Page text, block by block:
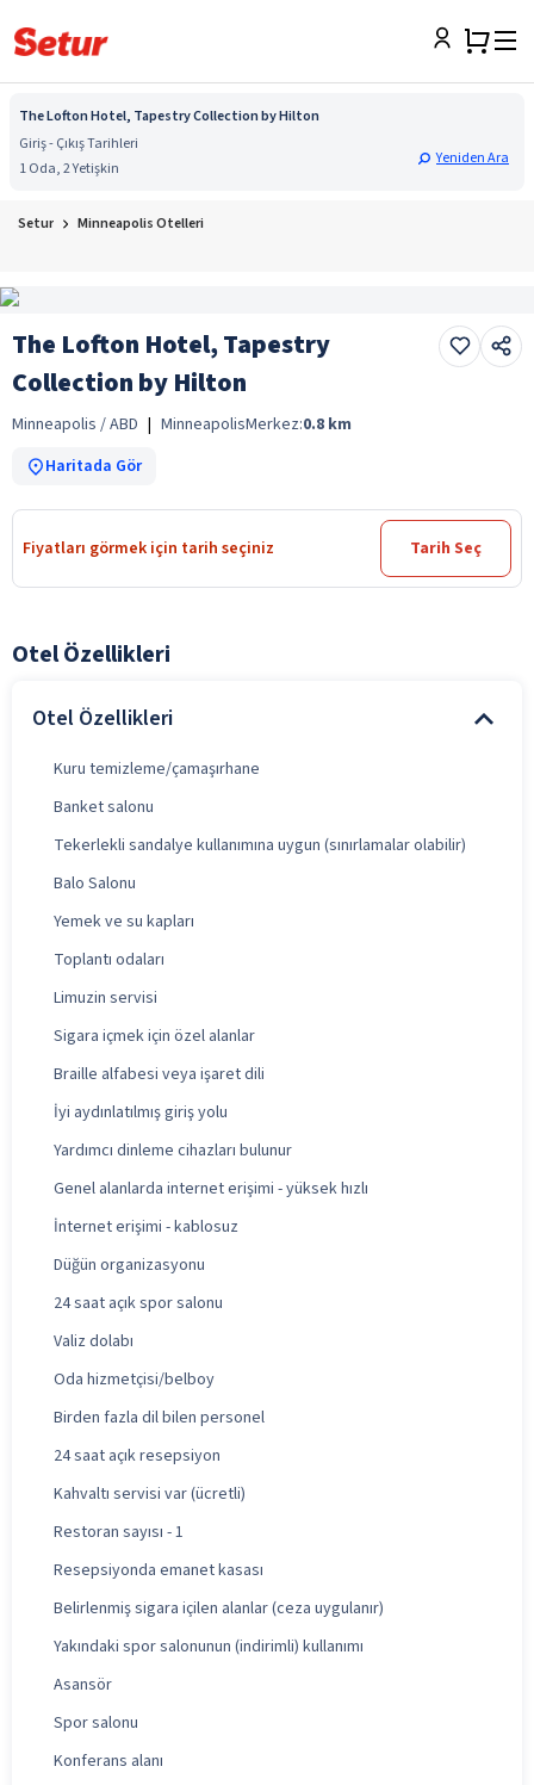
The Lofton Hotel, Tapestry Collection by Hilton
Giriş - Çıkış Tarihleri
1 Oda, 2 Yetişkin
Yeniden Ara
Setur Minneapolis Otelleri
The Lofton Hotel, Tapestry
Collection by Hilton
Minneapolis / ABD | MinneapolisMerkez:0.8 km
Haritada Gör
Fiyatları görmek için tarih seçiniz Tarih Seç
Otel Özellikleri
Otel Özellikleri
Kuru temizleme/çamaşırhane
Banket salonu
Tekerlekli sandalye kullanımına uygun (sınırlamalar olabilir)
Balo Salonu
Yemek ve su kapları
Toplantı odaları
Limuzin servisi
Sigara içmek için özel alanlar
Braille alfabesi veya işaret dili
İyi aydınlatılmış giriş yolu
Yardımcı dinleme cihazları bulunur
Genel alanlarda internet erişimi - yüksek hızlı
İnternet erişimi - kablosuz
Düğün organizasyonu
24 saat açık spor salonu
Valiz dolabı
Oda hizmetçisi/belboy
Birden fazla dil bilen personel
24 saat açık resepsiyon
Kahvaltı servisi var (ücretli)
Restoran sayısı - 1
Resepsiyonda emanet kasası
Belirlenmiş sigara içilen alanlar (ceza uygulanır)
Yakındaki spor salonunun (indirimli) kullanımı
Asansör
Spor salonu
Konferans alanı